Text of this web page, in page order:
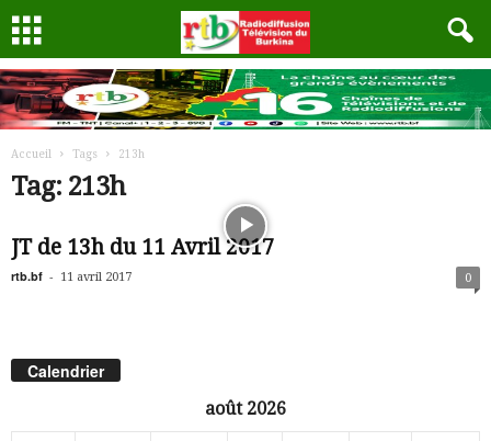
Accueil Tags 213h
Tag: 213h
JT de 13h du 11 Avril 2017
rtb.bf - 11 avril 2017 0
Calendrier
août 2026